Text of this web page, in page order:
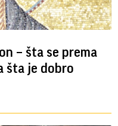
– šta se prema
šta je dobro